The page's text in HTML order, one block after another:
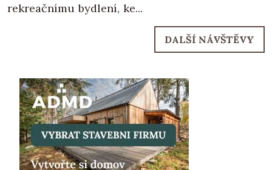
rekreačnímu bydlení, ke...
DALŠÍ NÁVŠTĚVY